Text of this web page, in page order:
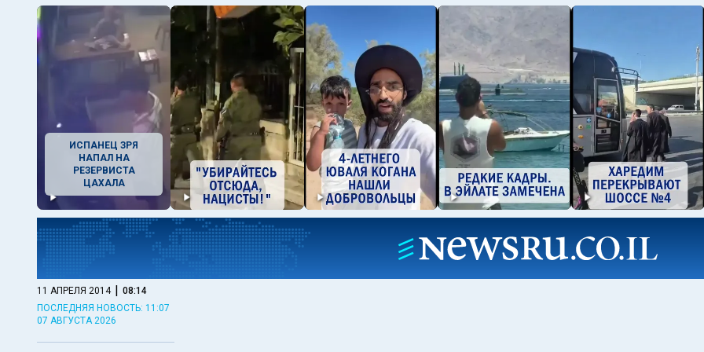
ИСПАНЕЦ ЗРЯ
НАПАЛ НА
РЕЗЕРВИСТА
ЦАХАЛА
11 АПРЕЛЯ 2014 | 08:14
ПОСЛЕДНЯЯ НОВОСТЬ: 11:07
07 АВГУСТА 2026